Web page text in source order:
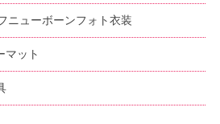
ニューボーンフォト衣装
マット